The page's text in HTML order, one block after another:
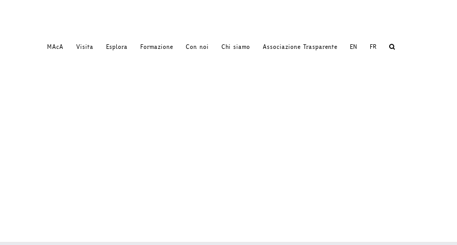
MAcA Visita Esplora Formazione Con noi Chi siamo Associazione Trasparente EN FR